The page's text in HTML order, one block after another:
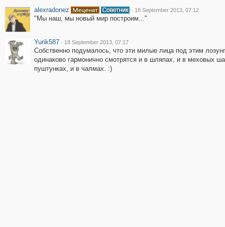
alexradonez
· 18 September 2013, 07:12
"Мы наш, мы новый мир построим..."
Yurik587 · 18 September 2013, 07:17
Собственно подумалось, что эти милые лица под этим
одинаково гармонично смотрятся и в шляпах, и в меховых
пуштунках, и в чалмах. :)